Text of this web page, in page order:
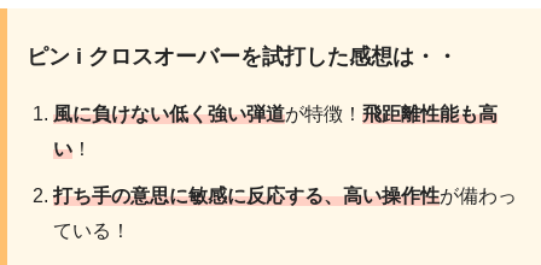
ピン i クロスオーバーを試打した感想は・・
風に負けない低く強い弾道が特徴！飛距離性能も高
い ！
打ち手の意思に敏感に反応する、高い操作性が備わっ
ている！